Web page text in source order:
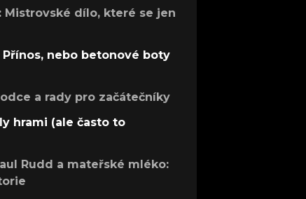
Mistrovské dílo, které se jen
nebo betonové boty
a rady pro začátečníky
hrami (ale často to
Rudd a mateřské mléko: